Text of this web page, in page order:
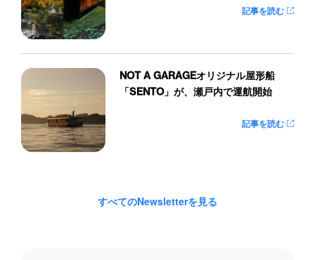
記事を読む
NOT A GARAGEオリジナル屋形船
「SENTO」が、瀬戸内で運航開始
記事を読む
すべてのNewsletterを見る